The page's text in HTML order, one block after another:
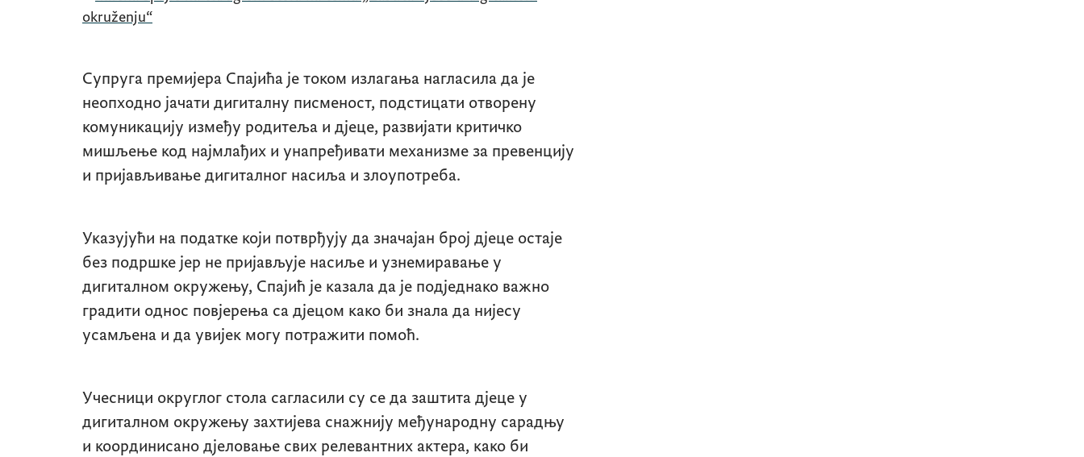
Супруга премијера Спајића је током излагања нагласила да је
неопходно јачати дигиталну писменост, подстицати отворену
комуникацију између родитеља и дјеце, развијати критичко
мишљење код најмлађих и унапређивати механизме за превенцију
и пријављивање дигиталног насиља и злоупотреба.
Указујући на податке који потврђују да значајан број дјеце остаје
без подршке јер не пријављује насиље и узнемиравање у
дигиталном окружењу, Спајић је казала да је подједнако важно
градити однос повјерења са дјецом како би знала да нијесу
усамљена и да увијек могу потражити помоћ.
Учесници округлог стола сагласили су се да заштита дјеце у
дигиталном окружењу захтијева снажнију међународну сарадњу
и координисано дјеловање свих релевантних актера, како би